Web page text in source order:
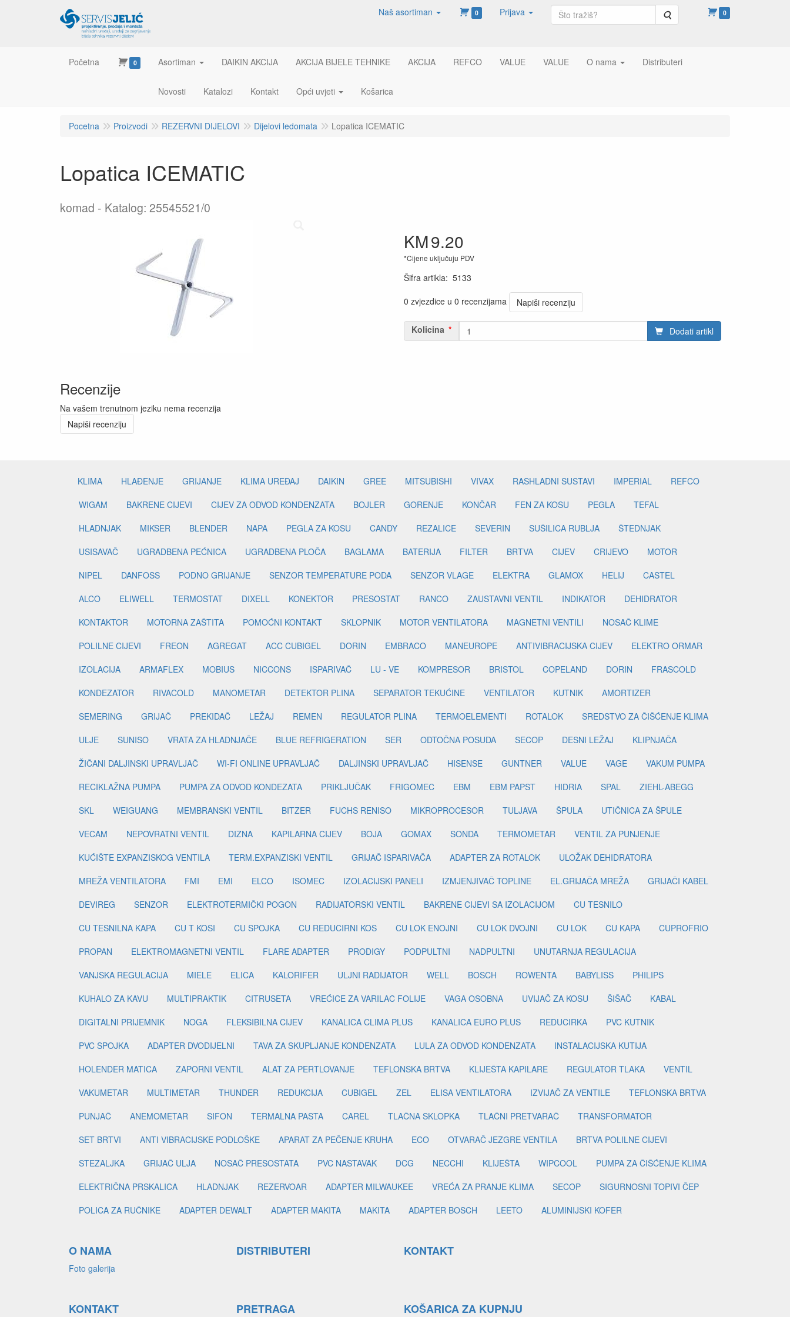
Naš asortiman 0 Prijava Pretraga 0
Početna 0 Asortiman DAIKIN AKCIJA AKCIJA BIJELE TEHNIKE AKCIJA REFCO VALUE VALUE O nama Distributeri
Novosti Katalozi Kontakt Opći uvjeti Košarica
Pocetna Proizvodi REZERVNI DIJELOVI Dijelovi ledomata Lopatica ICEMATIC
Lopatica ICEMATIC
komad Katalog: 25545521/0
KM9.20
*Cijene uključuju PDV
Šifra artikla: 5133
0 zvjezdice u 0 recenzijama
Napiši recenziju
Kolicina Dodati artikl
Recenzije
Na vašem trenutnom jeziku nema recenzija
Napiši recenziju
KLIMA HLAĐENJE GRIJANJE KLIMA UREĐAJ DAIKIN GREE MITSUBISHI VIVAX RASHLADNI SUSTAVI IMPERIAL
REFCO
WIGAM
BAKRENE CIJEVI CIJEV ZA ODVOD KONDENZATA BOJLER GORENJE KONČAR FEN ZA KOSU PEGLA
TEFAL
HLADNJAK
MIKSER BLENDER NAPA PEGLA ZA KOSU CANDY REZALICE SEVERIN SUŠILICA RUBLJA
ŠTEDNJAK
USISAVAČ
UGRADBENA PEĆNICA UGRADBENA PLOČA BAGLAMA BATERIJA FILTER BRTVA CIJEV CRIJEVO
MOTOR
NIPEL
DANFOSS PODNO GRIJANJE SENZOR TEMPERATURE PODA SENZOR VLAGE ELEKTRA GLAMOX HELIJ
CASTEL
ALCO
ELIWELL TERMOSTAT DIXELL KONEKTOR PRESOSTAT RANCO ZAUSTAVNI VENTIL INDIKATOR
DEHIDRATOR
KONTAKTOR
MOTORNA ZAŠTITA POMOĆNI KONTAKT SKLOPNIK MOTOR VENTILATORA MAGNETNI VENTILI
NOSAČ KLIME
POLILNE CIJEVI
FREON AGREGAT ACC CUBIGEL DORIN EMBRACO MANEUROPE ANTIVIBRACIJSKA CIJEV
ELEKTRO ORMAR
IZOLACIJA
ARMAFLEX MOBIUS NICCONS ISPARIVAČ LU - VE KOMPRESOR BRISTOL COPELAND DORIN
FRASCOLD
KONDEZATOR
RIVACOLD MANOMETAR DETEKTOR PLINA SEPARATOR TEKUĆINE VENTILATOR KUTNIK
AMORTIZER
SEMERING
GRIJAČ PREKIDAČ LEŽAJ REMEN REGULATOR PLINA TERMOELEMENTI ROTALOK
SREDSTVO ZA ČIŠĆENJE KLIMA
ULJE
SUNISO VRATA ZA HLADNJAČE BLUE REFRIGERATION SER ODTOČNA POSUDA SECOP DESNI LEŽAJ
KLIPNJAČA
ŽIČANI DALJINSKI UPRAVLJAČ
WI-FI ONLINE UPRAVLJAČ DALJINSKI UPRAVLJAČ HISENSE GUNTNER VALUE VAGE
VAKUM PUMPA
RECIKLAŽNA PUMPA
PUMPA ZA ODVOD KONDEZATA PRIKLJUČAK FRIGOMEC EBM EBM PAPST HIDRIA SPAL
ZIEHL-ABEGG
SKL
WEIGUANG MEMBRANSKI VENTIL BITZER FUCHS RENISO MIKROPROCESOR TULJAVA ŠPULA
UTIČNICA ZA ŠPULE
VECAM
NEPOVRATNI VENTIL DIZNA KAPILARNA CIJEV BOJA GOMAX SONDA TERMOMETAR
VENTIL ZA PUNJENJE
KUĆIŠTE EXPANZISKOG VENTILA
TERM.EXPANZISKI VENTIL GRIJAČ ISPARIVAČA ADAPTER ZA ROTALOK
ULOŽAK DEHIDRATORA
MREŽA VENTILATORA
FMI EMI ELCO ISOMEC IZOLACIJSKI PANELI IZMJENJIVAČ TOPLINE EL.GRIJAČA MREŽA
GRIJAČI KABEL
DEVIREG
SENZOR ELEKTROTERMIČKI POGON RADIJATORSKI VENTIL BAKRENE CIJEVI SA IZOLACIJOM
CU TESNILO
CU TESNILNA KAPA
CU T KOSI CU SPOJKA CU REDUCIRNI KOS CU LOK ENOJNI CU LOK DVOJNI CU LOK CU KAPA
CUPROFRIO
PROPAN
ELEKTROMAGNETNI VENTIL FLARE ADAPTER PRODIGY PODPULTNI NADPULTNI
UNUTARNJA REGULACIJA
VANJSKA REGULACIJA
MIELE ELICA KALORIFER ULJNI RADIJATOR WELL BOSCH ROWENTA BABYLISS
PHILIPS
KUHALO ZA KAVU
MULTIPRAKTIK CITRUSETA VREĆICE ZA VARILAC FOLIJE VAGA OSOBNA UVIJAČ ZA KOSU ŠIŠAČ
KABAL
DIGITALNI PRIJEMNIK
NOGA FLEKSIBILNA CIJEV KANALICA CLIMA PLUS KANALICA EURO PLUS REDUCIRKA
PVC KUTNIK
PVC SPOJKA
ADAPTER DVODIJELNI TAVA ZA SKUPLJANJE KONDENZATA LULA ZA ODVOD KONDENZATA
INSTALACIJSKA KUTIJA
HOLENDER MATICA
ZAPORNI VENTIL ALAT ZA PERTLOVANJE TEFLONSKA BRTVA KLIJEŠTA KAPILARE REGULATOR TLAKA
VENTIL
VAKUMETAR
MULTIMETAR THUNDER REDUKCIJA CUBIGEL ZEL ELISA VENTILATORA IZVIJAČ ZA VENTILE
TEFLONSKA BRTVA
PUNJAČ
ANEMOMETAR SIFON TERMALNA PASTA CAREL TLAČNA SKLOPKA TLAČNI PRETVARAČ
TRANSFORMATOR
SET BRTVI
ANTI VIBRACIJSKE PODLOŠKE APARAT ZA PEČENJE KRUHA ECO OTVARAČ JEZGRE VENTILA
BRTVA POLILNE CIJEVI
STEZALJKA
GRIJAČ ULJA NOSAČ PRESOSTATA PVC NASTAVAK DCG NECCHI KLIJEŠTA WIPCOOL
PUMPA ZA ČIŠĆENJE KLIMA
ELEKTRIČNA PRSKALICA
HLADNJAK REZERVOAR ADAPTER MILWAUKEE VREĆA ZA PRANJE KLIMA SECOP
SIGURNOSNI TOPIVI ČEP
POLICA ZA RUČNIKE
ADAPTER DEWALT ADAPTER MAKITA MAKITA ADAPTER BOSCH LEETO ALUMINIJSKI KOFER
O NAMA
Foto galerija
DISTRIBUTERI KONTAKT
KONTAKT PRETRAGA KOŠARICA ZA KUPNJU